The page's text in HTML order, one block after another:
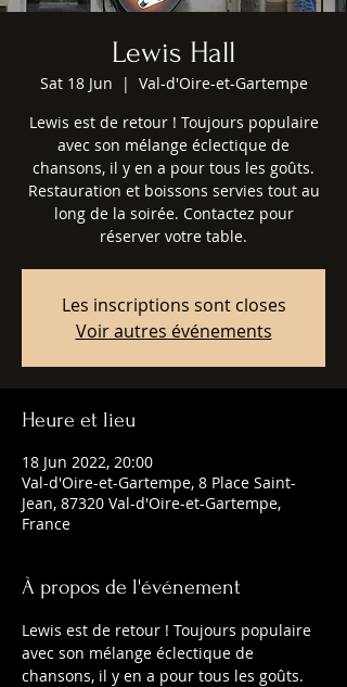
Lewis Hall
Sat 18 Jun
  |
Val-d'Oire-et-Gartempe
Lewis est de retour ! Toujours populaire
avec son mélange éclectique de
chansons, il y en a pour tous les goûts.
Restauration et boissons servies tout au
long de la soirée. Contactez pour
réserver votre table.
Les inscriptions sont closes
Voir autres événements
Heure et lieu
18 Jun 2022, 20:00
Val-d'Oire-et-Gartempe, 8 Place Saint-
Jean, 87320 Val-d'Oire-et-Gartempe,
France
À propos de l'événement
Lewis est de retour ! Toujours populaire
avec son mélange éclectique de
chansons, il y en a pour tous les goûts.